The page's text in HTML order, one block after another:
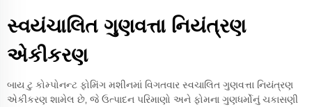
સ્વયંચાલિત ગુણવત્તા નિયંત્રણ
એકીકરણ
બાય ટુ કોમ્પોનન્ટ ફોમિંગ મશીનમાં વિગતવાર સ્વચાલિત ગુણવત્તા નિયંત્રણ
એકીકરણ શામેલ છે, જે ઉત્પાદન પરિમાણો અને ફોમના ગુણધર્મોનું ચકાસણી